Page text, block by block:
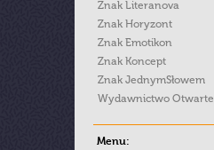
Znak Literanova
Znak Horyzont
Znak Emotikon
Znak Koncept
Znak JednymSłowem
Wydawnictwo Otwarte
Menu: